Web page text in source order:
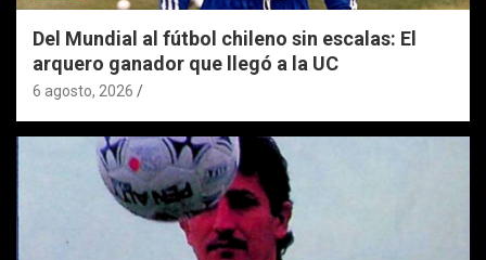
Del Mundial al fútbol chileno sin escalas: El
arquero ganador que llegó a la UC
6 agosto, 2026